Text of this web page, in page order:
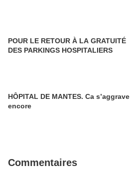
POUR LE RETOUR À LA GRATUITÉ
DES PARKINGS HOSPITALIERS
HÔPITAL DE MANTES. Ca s’aggrave
encore
Commentaires